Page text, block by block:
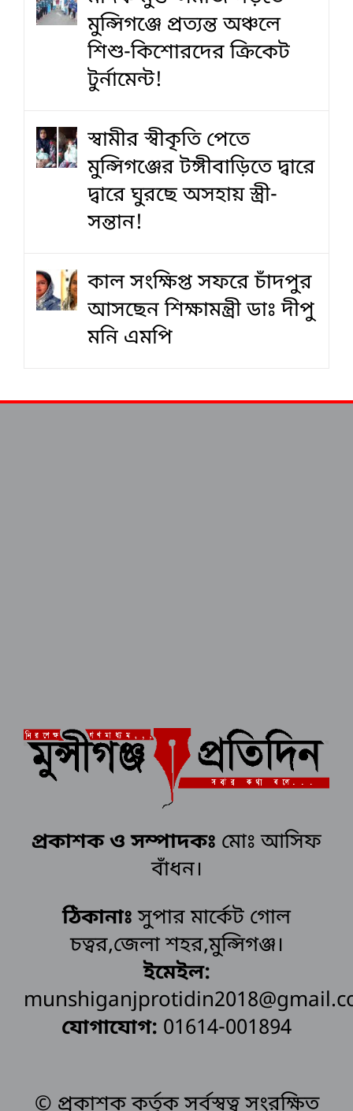
মুন্সিগঞ্জে প্রত্যন্ত অঞ্চলে
শিশু-কিশোরদের ক্রিকেট
টুর্নামেন্ট!
স্বামীর স্বীকৃতি পেতে
মুন্সিগঞ্জের টঙ্গীবাড়িতে দ্বারে
দ্বারে ঘুরছে অসহায় স্ত্রী-
সন্তান!
কাল সংক্ষিপ্ত সফরে চাঁদপুর
আসছেন শিক্ষামন্ত্রী ডাঃ দীপু
মনি এমপি
প্রকাশক ও সম্পাদকঃ মোঃ আসিফ
বাঁধন।
ঠিকানাঃ সুপার মার্কেট গোল
চত্বর,জেলা শহর,মুন্সিগঞ্জ।
ইমেইল:
যোগাযোগ: 01614-001894
© প্রকাশক কর্তৃক সর্বস্বত্ব সংরক্ষিত